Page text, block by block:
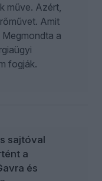
műve. Azért,
Amit
a
fogják.
sajtóval
a
és